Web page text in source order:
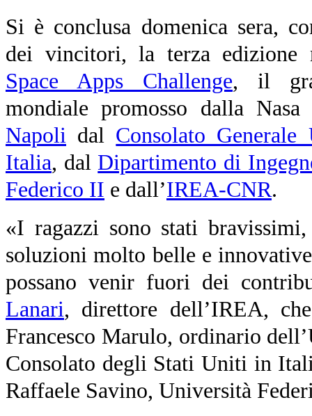
Si è conclusa domenica sera,
dei vincitori, la terza edizione
Space Apps Challenge, il
mondiale promosso dalla
Napoli dal Consolato
Italia, dal Dipartimento di
Federico II e dall’IREA-CNR.
«I ragazzi sono stati
soluzioni molto belle e
possano venir fuori dei
Lanari, direttore dell’IREA,
Francesco Marulo, ordinario
Consolato degli Stati Uniti in
Raffaele Savino, Università